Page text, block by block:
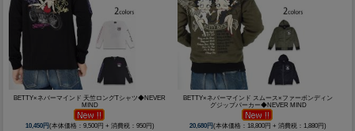
BETTY×ネバーマインド 天竺ロングTシャツ◆NEVER
MIND
10,450円(本体価格：9,500円 + 消費税：950円)
BETTY×ネバーマインド スムース×ファーボンディン
グジップパーカー◆NEVER MIND
20,680円(本体価格：18,800円 + 消費税：1,880円)